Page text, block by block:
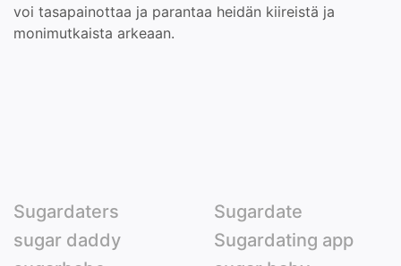
voi tasapainottaa ja parantaa heidän kiireistä ja
monimutkaista arkeaan.
Sugardaters
Sugardate
sugar daddy
Sugardating app